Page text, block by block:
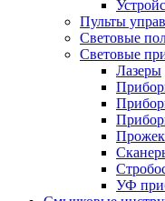
Пульты
Световые
Световые
Лазеры
УФ